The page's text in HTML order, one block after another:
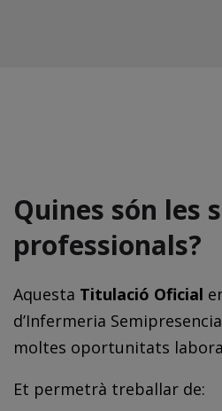
Quines són les
professionals?
Aquesta Titulació Oficial
d’Infermeria
moltes oportunitats
Et permetrà treballar de: